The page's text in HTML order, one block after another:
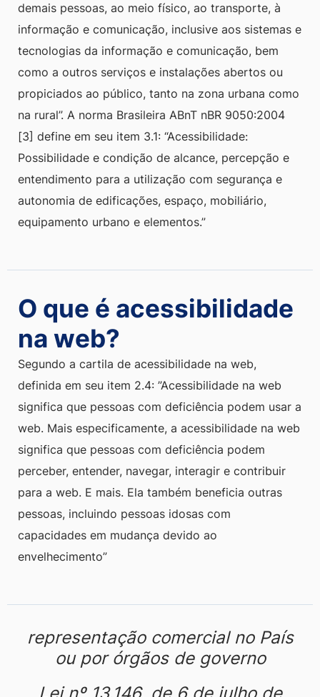
demais pessoas, ao meio físico, ao transporte, à
informação e comunicação, inclusive aos sistemas e
tecnologias da informação e comunicação, bem
como a outros serviços e instalações abertos ou
propiciados ao público, tanto na zona urbana como
na rural”. A norma Brasileira ABnT nBR 9050:2004
[3] define em seu item 3.1: “Acessibilidade:
Possibilidade e condição de alcance, percepção e
entendimento para a utilização com segurança e
autonomia de edificações, espaço, mobiliário,
equipamento urbano e elementos.”
O que é acessibilidade
na web?
Segundo a cartila de acessibilidade na web,
definida em seu item 2.4: ”Acessibilidade na web
significa que pessoas com deficiência podem usar a
web. Mais especificamente, a acessibilidade na web
significa que pessoas com deficiência podem
perceber, entender, navegar, interagir e contribuir
para a web. E mais. Ela também beneficia outras
pessoas, incluindo pessoas idosas com
capacidades em mudança devido ao
envelhecimento”
representação comercial no País
ou por órgãos de governo